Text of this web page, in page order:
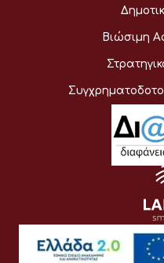
Βιώσιμη